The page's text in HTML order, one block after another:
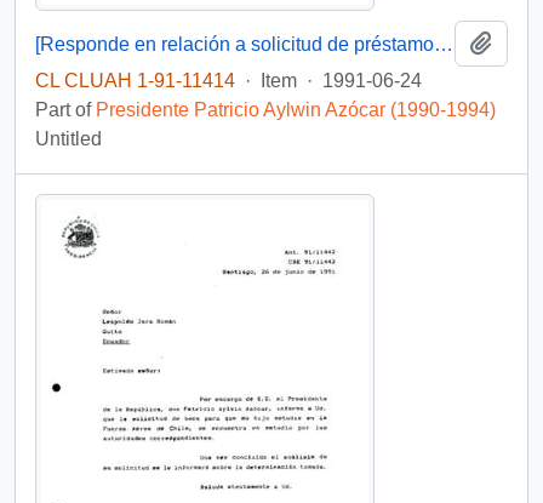
[Responde en relación a solicitud de préstamo e informa que carta fue remitida para su anáilisis a la Intendencia RM]
CL CLUAH 1-91-11414 · Item · 1991-06-24
Part of Presidente Patricio Aylwin Azócar (1990-1994)
Untitled